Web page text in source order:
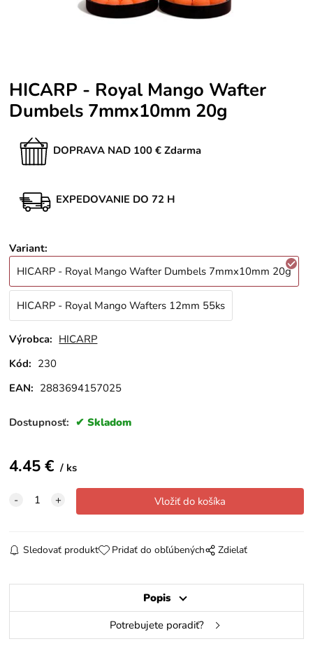
HICARP - Royal Mango Wafter
Dumbels 7mmx10mm 20g
DOPRAVA NAD 100 € Zdarma
EXPEDOVANIE DO 72 H
Variant:
HICARP - Royal Mango Wafter Dumbels 7mmx10mm 20g
HICARP - Royal Mango Wafters 12mm 55ks
Výrobca: HICARP
Kód: 230
EAN: 2883694157025
Dostupnosť: Skladom
4.45€ ks
Sledovať produkt Pridať do obľúbených Zdielať
Popis
Potrebujete poradiť?